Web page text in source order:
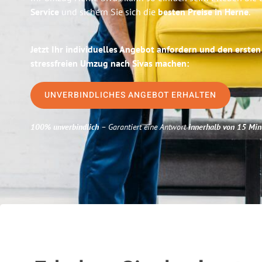
Service und sichern Sie sich die besten Preise in Herne.
Jetzt Ihr individuelles Angebot anfordern und den
stressfreien Umzug nach Sivas machen:
UNVERBINDLICHES ANGEBOT ERHALTEN
100% unverbindlich– Garantiert eine Antwortinnerhalb von 15